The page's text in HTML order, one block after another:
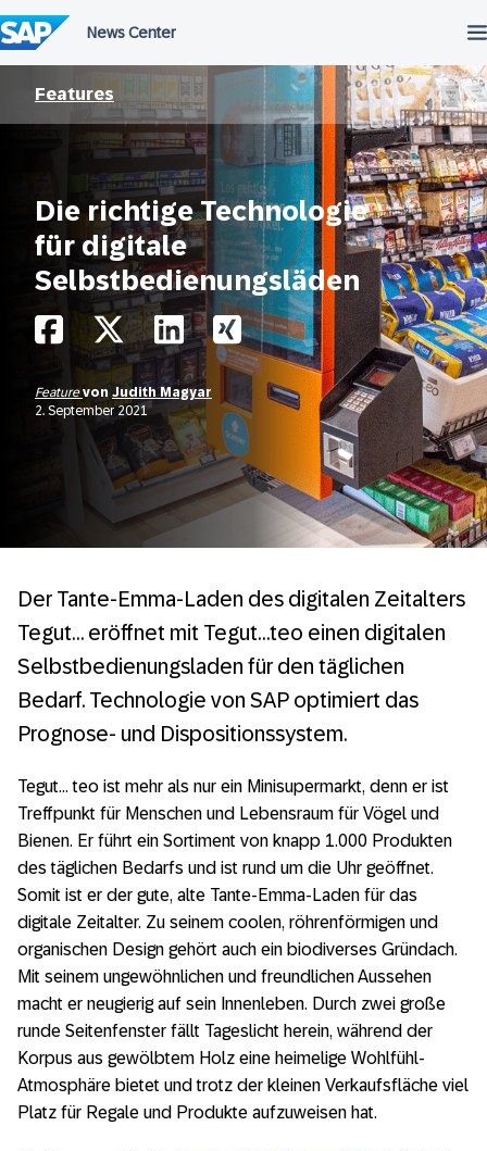
Features
Die richtige Technologie
für digitale
Selbstbedienungsläden
Featurevon Judith Magyar
2. September 2021
Der Tante-Emma-Laden des digitalen Zeitalters
Tegut… eröffnet mit Tegut…teo einen digitalen
Selbstbedienungsladen für den täglichen
Bedarf. Technologie von SAP optimiert das
Prognose- und Dispositionssystem.
Tegut… teo ist mehr als nur ein Minisupermarkt, denn er ist
Treffpunkt für Menschen und Lebensraum für Vögel und
Bienen. Er führt ein Sortiment von knapp 1.000 Produkten
des täglichen Bedarfs und ist rund um die Uhr geöffnet.
Somit ist er der gute, alte Tante-Emma-Laden für das
digitale Zeitalter. Zu seinem coolen, röhrenförmigen und
organischen Design gehört auch ein biodiverses Gründach.
Mit seinem ungewöhnlichen und freundlichen Aussehen
macht er neugierig auf sein Innenleben. Durch zwei große
runde Seitenfenster fällt Tageslicht herein, während der
Korpus aus gewölbtem Holz eine heimelige Wohlfühl-
Atmosphäre bietet und trotz der kleinen Verkaufsfläche viel
Platz für Regale und Produkte aufzuweisen hat.